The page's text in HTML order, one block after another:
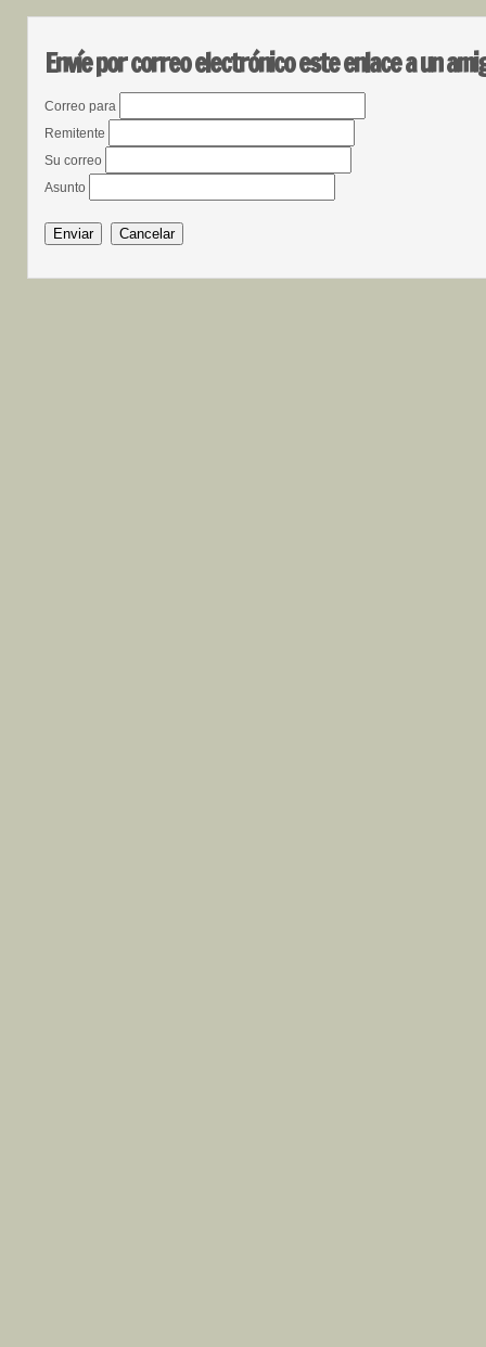
Envíe por correo electrónico este enlace a un
Correo para
Remitente
Su correo
Asunto
Enviar Cancelar